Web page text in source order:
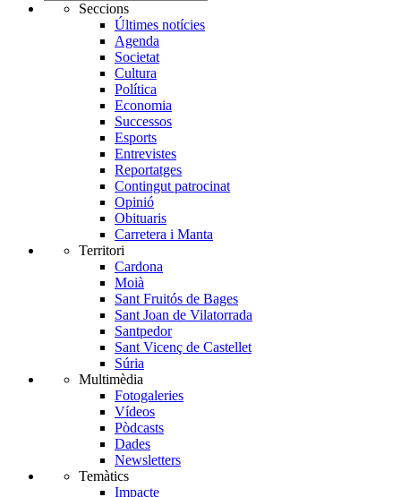
Seccions
Últimes notícies
Agenda
Societat
Cultura
Política
Economia
Successos
Esports
Entrevistes
Reportatges
Contingut patrocinat
Opinió
Obituaris
Carretera i Manta
Territori
Cardona
Moià
Sant Fruitós de Bages
Sant Joan de Vilatorrada
Santpedor
Sant Vicenç de Castellet
Súria
Multimèdia
Fotogaleries
Vídeos
Pòdcasts
Dades
Newsletters
Temàtics
Impacte